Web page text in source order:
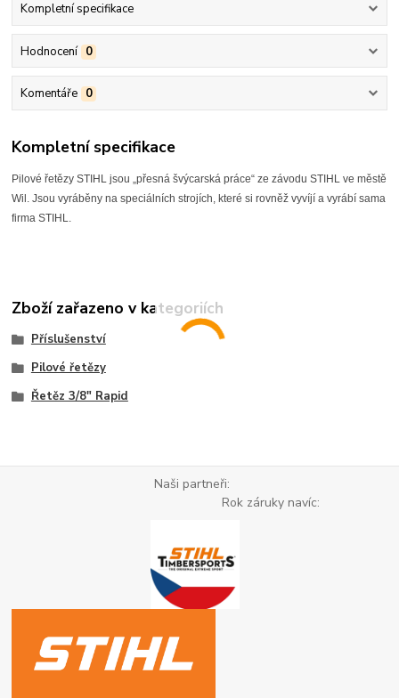
Kompletní specifikace
Hodnocení 0
Komentáře 0
Kompletní specifikace
Pilové řetězy STIHL jsou „přesná švýcarská práce“ ze závodu STIHL ve městě
Wil. Jsou vyráběny na speciálních strojích, které si rovněž vyvíjí a vyrábí sama
firma STIHL.
Zboží zařazeno v kategoriích
Příslušenství
Pilové řetězy
Řetěz 3/8" Rapid
Naši partneři:
Rok záruky navíc: